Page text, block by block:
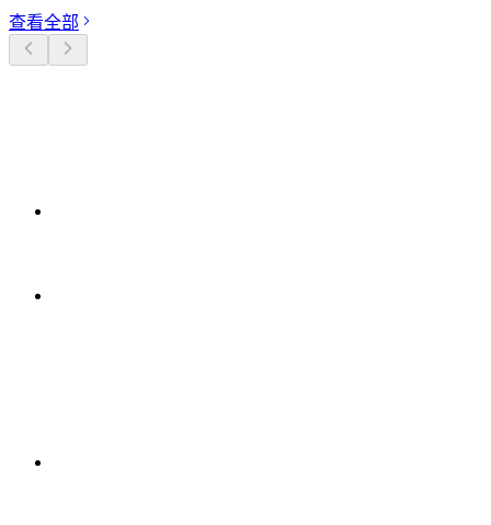
查看全部